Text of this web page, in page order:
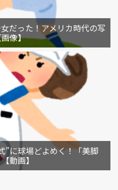
だった！アメリカ時代の写
像】
”に球場どよめく！「美脚
動画】